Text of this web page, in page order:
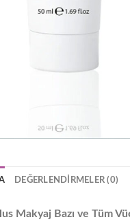
DEĞERLENDIRMELER (0)
Makyaj Bazı ve Tüm